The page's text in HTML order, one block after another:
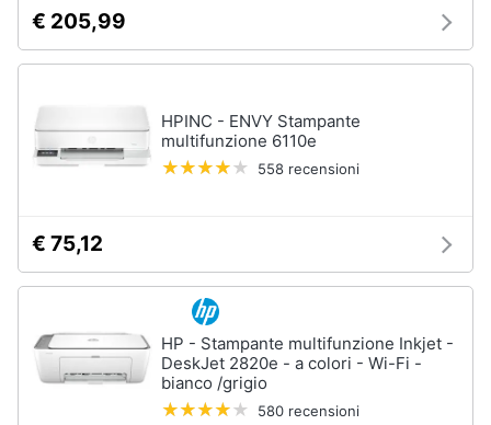
€ 205,99
HPINC - ENVY Stampante
multifunzione 6110e
558 recensioni
€ 75,12
HP - Stampante multifunzione Inkjet -
DeskJet 2820e - a colori - Wi-Fi -
bianco /grigio
580 recensioni